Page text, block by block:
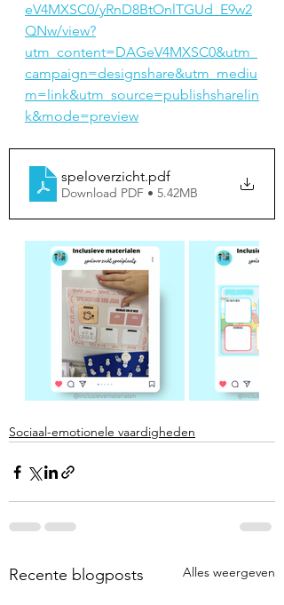
eV4MXSC0/yRnD8BtOnlTGUd_E9w2
QNw/view?
utm_content=DAGeV4MXSC0&utm_
campaign=designshare&utm_mediu
m=link&utm_source=publishsharelin
k&mode=preview
speloverzicht.pdf
Download PDF • 5.42MB
Sociaal-emotionele vaardigheden
Recente blogposts Alles weergeven